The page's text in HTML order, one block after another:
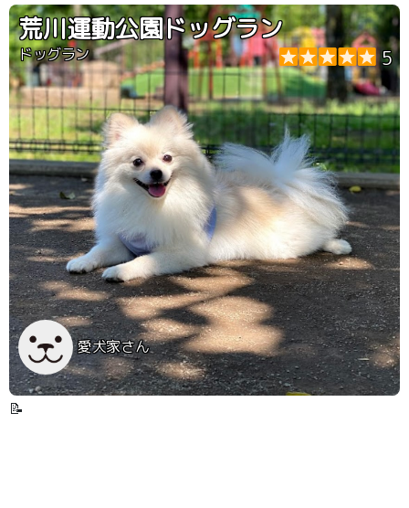
荒川運動公園ドッグラン
ドッグラン 5
愛犬家さん
📝